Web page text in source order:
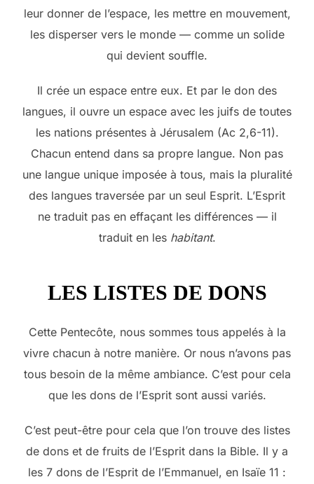
leur donner de l’espace, les mettre en mouvement,
les disperser vers le monde — comme un solide
qui devient souffle.
Il crée un espace entre eux. Et par le don des
langues, il ouvre un espace avec les juifs de toutes
les nations présentes à Jérusalem (Ac 2,6-11).
Chacun entend dans sa propre langue. Non pas
une langue unique imposée à tous, mais la pluralité
des langues traversée par un seul Esprit. L’Esprit
ne traduit pas en effaçant les différences — il
traduit en les habitant.
LES LISTES DE DONS
Cette Pentecôte, nous sommes tous appelés à la
vivre chacun à notre manière. Or nous n’avons pas
tous besoin de la même ambiance. C’est pour cela
que les dons de l’Esprit sont aussi variés.
C’est peut-être pour cela que l’on trouve des listes
de dons et de fruits de l’Esprit dans la Bible. Il y a
les 7 dons de l’Esprit de l’Emmanuel, en Isaïe 11 :